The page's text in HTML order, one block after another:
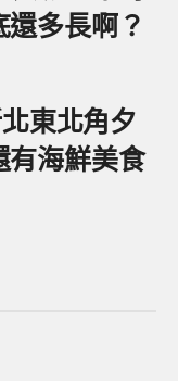
多長啊？
東北角夕
有海鮮美食